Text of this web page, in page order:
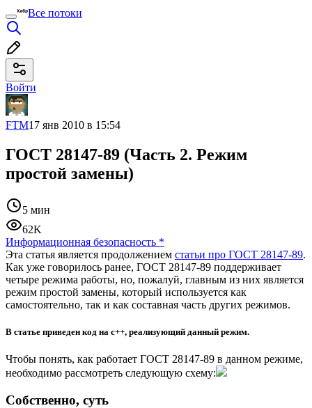
Все потоки
Войти
FTM17 янв 2010 в 15:54
ГОСТ 28147-89 (Часть 2. Режим
простой замены)
5 мин
62K
Информационная безопасность *
Эта статья является продолжением статьи про ГОСТ 28147-89.
Как уже говорилось ранее, ГОСТ 28147-89 поддерживает
четыре режима работы, но, пожалуй, главным из них является
режим простой замены, который используется как
самостоятельно, так и как составная часть других режимов.
В статье приведен код на c++, реализующий данный режим.
Чтобы понять, как работает ГОСТ 28147-89 в данном режиме,
необходимо рассмотреть следующую схему:
Собственно, суть